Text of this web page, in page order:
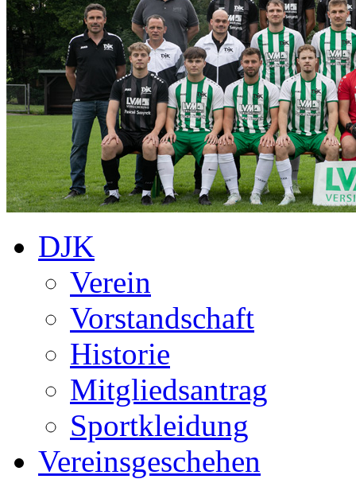
DJK
Verein
Vorstandschaft
Historie
Mitgliedsantrag
Sportkleidung
Vereinsgeschehen